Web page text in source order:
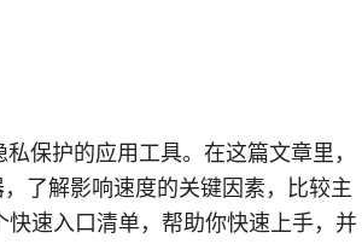
保护的应用工具。在这篇文章里，
了解影响速度的关键因素，比较主
速入口清单，帮助你快速上手，并